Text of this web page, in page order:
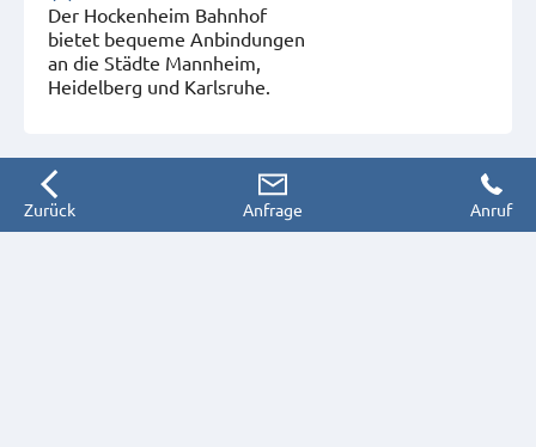
Der Hockenheim Bahnhof
bietet bequeme Anbindungen
an die Städte Mannheim,
Heidelberg und Karlsruhe.
Zurück Anfrage Anruf